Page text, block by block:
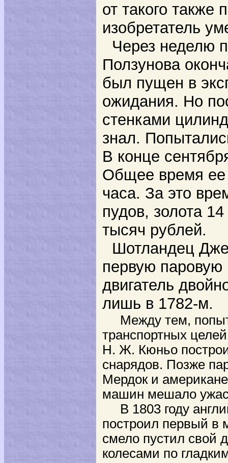
от такого также
изобретатель
Через неделю
Ползунова
был пущен в
ожидания. Но
стенками
знал.
В конце
Общее время ее
часа. За это
пудов, золота
тысяч рублей.
Шотландец
первую паровую
двигатель
лишь в 1782-м.
Между тем,
транспортных
Н. Ж. Кюньо
снарядов. Позже
Мердок и
машин мешало
В 1803 году
построил первый в
смело пустил свой
колесами по